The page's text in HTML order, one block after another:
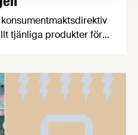
tjänliga produkter för
begär nu att
ingriper.